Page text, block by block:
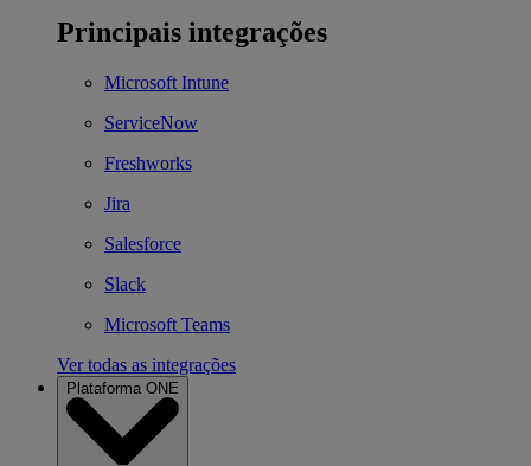
Principais integrações
Microsoft Intune
ServiceNow
Freshworks
Jira
Salesforce
Slack
Microsoft Teams
Ver todas as integrações
Plataforma ONE